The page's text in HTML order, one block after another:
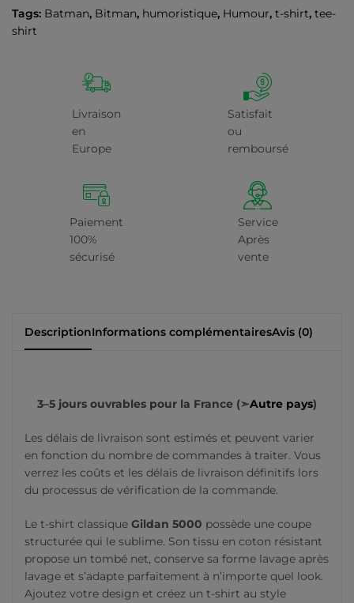
Tags: Batman, Bitman, humoristique, Humour, t-shirt, tee-
shirt
Livraison
en
Europe
Satisfait
ou
remboursé
Paiement
100%
sécurisé
Service
Après
vente
DescriptionInformations complémentairesAvis (0)
3–5 jours ouvrables pour la France (➣Autre pays)
Les délais de livraison sont estimés et peuvent varier
en fonction du nombre de commandes à traiter. Vous
verrez les coûts et les délais de livraison définitifs lors
du processus de vérification de la commande.
Le t-shirt classique Gildan 5000 possède une coupe
structurée qui le sublime. Son tissu en coton résistant
propose un tombé net, conserve sa forme lavage après
lavage et s’adapte parfaitement à n’importe quel look.
Ajoutez votre design et créez un t-shirt au style